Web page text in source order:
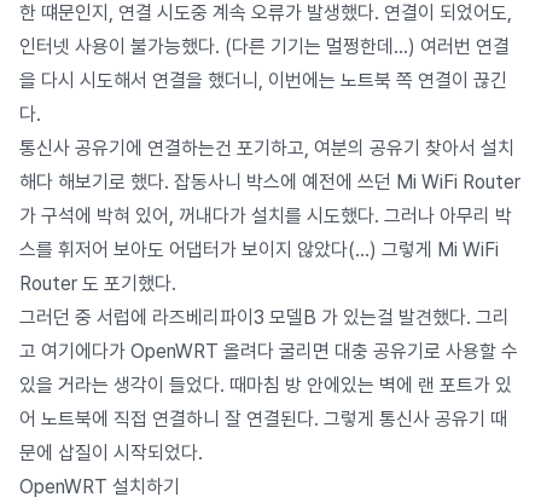
한 떄문인지, 연결 시도중 계속 오류가 발생했다. 연결이 되었어도,
인터넷 사용이 불가능했다. (다른 기기는 멀쩡한데…) 여러번 연결
을 다시 시도해서 연결을 했더니, 이번에는 노트북 쪽 연결이 끊긴
다.
통신사 공유기에 연결하는건 포기하고, 여분의 공유기 찾아서 설치
해다 해보기로 했다. 잡동사니 박스에 예전에 쓰던 Mi WiFi Router
가 구석에 박혀 있어, 꺼내다가 설치를 시도했다. 그러나 아무리 박
스를 휘저어 보아도 어댑터가 보이지 않았다(…) 그렇게 Mi WiFi
Router 도 포기했다.
그러던 중 서럽에 라즈베리파이3 모델B 가 있는걸 발견했다. 그리
고 여기에다가 OpenWRT 올려다 굴리면 대충 공유기로 사용할 수
있을 거라는 생각이 들었다. 때마침 방 안에있는 벽에 랜 포트가 있
어 노트북에 직접 연결하니 잘 연결된다. 그렇게 통신사 공유기 때
문에 삽질이 시작되었다.
OpenWRT 설치하기